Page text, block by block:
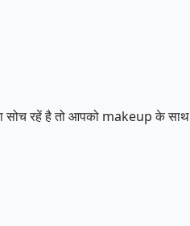
सोच रहें है तो आपको makeup के साथ